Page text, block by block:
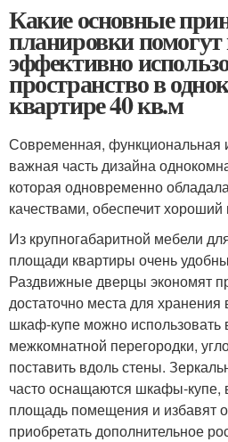
Какие основные
планировки
эффективно
пространство в
квартире 40 кв.м
Современная, функциональная
важная часть дизайна
которая одновременно
качествами, обеспечит хороший
Из крупногабаритной мебели
площади квартиры очень
Раздвижные дверцы экономят
достаточно места для
шкаф-купе можно использовать
межкомнатной перегородки,
поставить вдоль стены.
часто оснащаются шкафы-купе,
площадь помещения и избавят
приобретать дополнительное